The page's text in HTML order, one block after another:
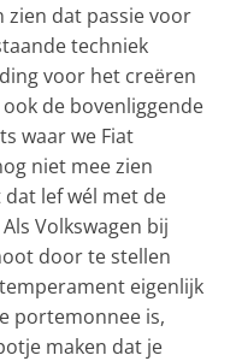
zien dat passie voor
techniek
voor het creëren
de bovenliggende
waar we Fiat
niet mee zien
lef wél met de
Volkswagen bij
door te stellen
eigenlijk
portemonnee is,
maken dat je